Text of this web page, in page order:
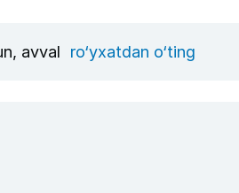
avval ro‘yxatdan o‘ting